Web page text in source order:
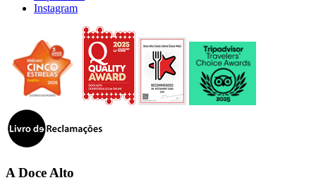
Instagram
A Doce Alto